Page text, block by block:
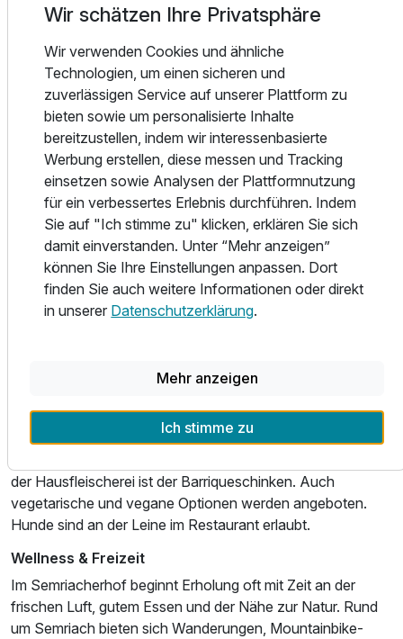
Insgesamt stehen 60 Betten zur Verfügung. Die
Ausstattung ist klar auf Komfort und praktische
Bedürfnisse ausgerichtet: Dusche, WC, Sat-TV und
kostenloser Breitband-Internetzugang per WLAN gehören
in den Zimmern dazu. Je nach Aufenthalt verbringen Sie
hier ruhige Nächte nach einer Wanderung, einem Ausflug
nach Graz oder einem genussvollen Abend in der
Hofkuchl. Die Zimmer fügen sich in den familiären
Charakter des Hauses ein und schaffen eine angenehme
Basis für Ihre Auszeit in der Steiermark.
Essen und Trinken
Kulinarik spielt im Semriacherhof eine zentrale Rolle. In der
Hofkuchl genießen Sie steirische Wirtshausküche mit
modernen Einflüssen, saisonalen Zutaten und einem klaren
und hausgemachte Qualität stehen im Mittelpunkt. Zum
genießen je nach Angebot ein Menü. Ergänzt wird die
Küche durch eine ausgeprägte Weinkultur und eine
der Hausfleischerei ist der Barriqueschinken. Auch
vegetarische und vegane Optionen werden angeboten.
Hunde sind an der Leine im Restaurant erlaubt.
Wellness & Freizeit
Im Semriacherhof beginnt Erholung oft mit Zeit an der
frischen Luft, gutem Essen und der Nähe zur Natur. Rund
um Semriach bieten sich Wanderungen, Mountainbike-
Wir schätzen Ihre Privatsphäre
Wir verwenden Cookies und ähnliche
Technologien, um einen sicheren und
zuverlässigen Service auf unserer Plattform zu
bieten sowie um personalisierte Inhalte
bereitzustellen, indem wir interessenbasierte
Werbung erstellen, diese messen und Tracking
einsetzen sowie Analysen der Plattformnutzung
für ein verbessertes Erlebnis durchführen. Indem
Sie auf "Ich stimme zu" klicken, erklären Sie sich
damit einverstanden. Unter “Mehr anzeigen”
können Sie Ihre Einstellungen anpassen. Dort
finden Sie auch weitere Informationen oder direkt
in unserer Datenschutzerklärung.
Mehr anzeigen
Ich stimme zu